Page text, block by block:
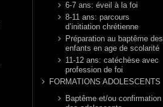
6-7 ans: éveil à la foi
8-11 ans: parcours
d’initiation chrétienne
Préparation au baptême des
enfants en age de scolarité
11-12 ans: catéchèse avec
profession de foi
FORMATIONS ADOLESCENTS
Baptême et/ou confirmation